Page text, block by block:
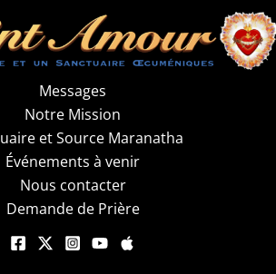
Messages
Notre Mission
et Source Maranatha
Événements à venir
Nous contacter
Demande de Prière